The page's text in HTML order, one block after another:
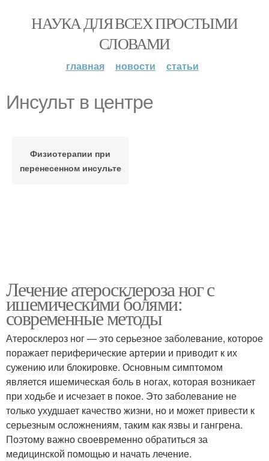
НАУКА ДЛЯ ВСЕХ ПРОСТЫМИ
СЛОВАМИ
главная новости статьи
Инсульт в центре
Физиотерапии при
перенесенном инсульте
Лечение атеросклероза ног с
ишемическими болями:
современные методы
Атеросклероз ног — это серьезное заболевание, которое
поражает периферические артерии и приводит к их
сужению или блокировке. Основным симптомом
является ишемическая боль в ногах, которая возникает
при ходьбе и исчезает в покое. Это заболевание не
только ухудшает качество жизни, но и может привести к
серьезным осложнениям, таким как язвы и гангрена.
Поэтому важно своевременно обратиться за
медицинской помощью и начать лечение.